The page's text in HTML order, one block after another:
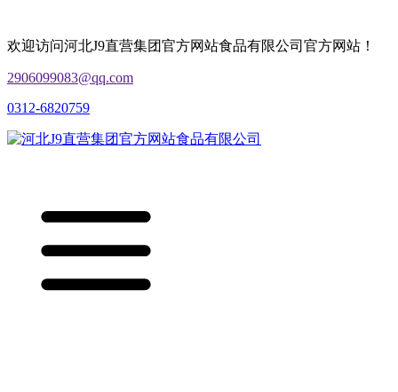
欢迎访问河北J9直营集团官方网站食品有限公司官方网站！
2906099083@qq.com
0312-6820759